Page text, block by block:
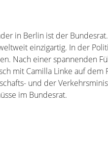
in Berlin ist der
einzigartig. In der
Nach einer spannenden
mit Camilla Linke auf dem
und der
im Bundesrat.